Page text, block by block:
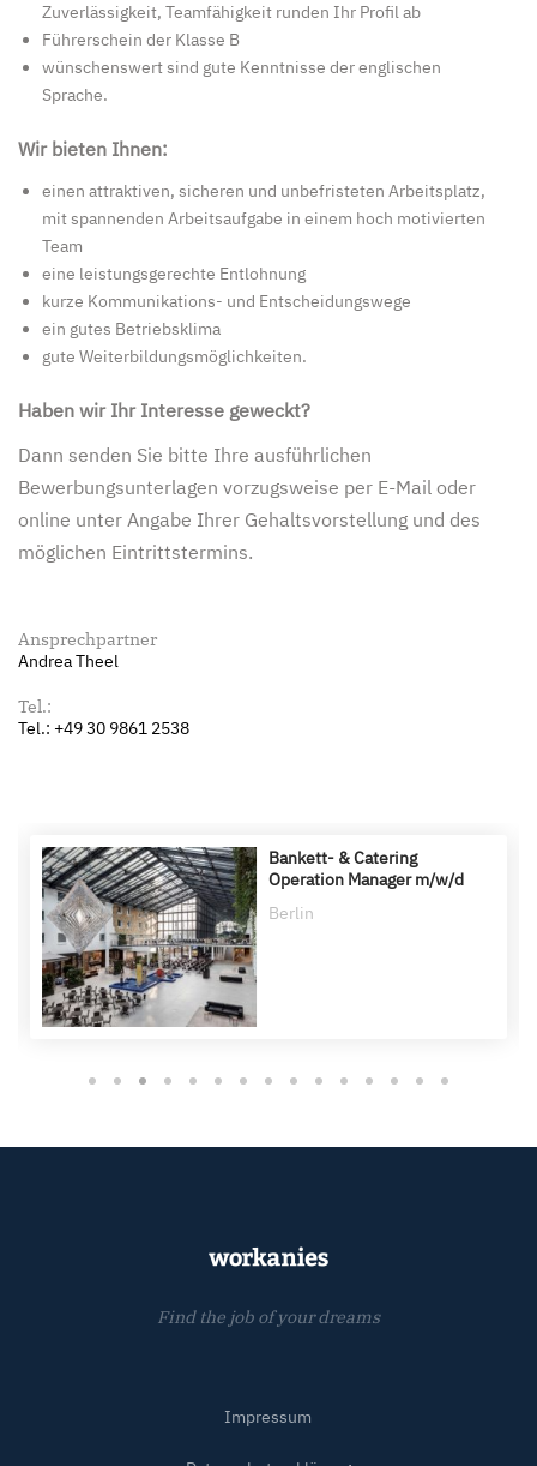
Zuverlässigkeit, Teamfähigkeit runden Ihr Profil ab
Führerschein der Klasse B
wünschenswert sind gute Kenntnisse der englischen
Sprache.
Wir bieten Ihnen:
einen attraktiven, sicheren und unbefristeten Arbeitsplatz,
mit spannenden Arbeitsaufgabe in einem hoch motivierten
Team
eine leistungsgerechte Entlohnung
kurze Kommunikations- und Entscheidungswege
ein gutes Betriebsklima
gute Weiterbildungsmöglichkeiten.
Haben wir Ihr Interesse geweckt?
Dann senden Sie bitte Ihre ausführlichen
Bewerbungsunterlagen vorzugsweise per E-Mail oder
online unter Angabe Ihrer Gehaltsvorstellung und des
möglichen Eintrittstermins.
Ansprechpartner
Andrea Theel
Tel.:
Tel.: +49 30 9861 2538
Bankett- & Catering
Operation Manager m/w/d
Berlin
Find the job of your dreams
Impressum